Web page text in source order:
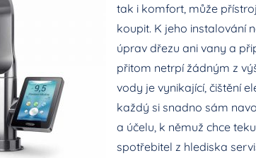
tak i komfort, může
koupit. K jeho instalování
úprav dřezu ani vany a
přitom netrpí žádným z
vody je vynikající, čištění
každý si snadno sám
a účelu, k němuž chce
spotřebitel z hlediska